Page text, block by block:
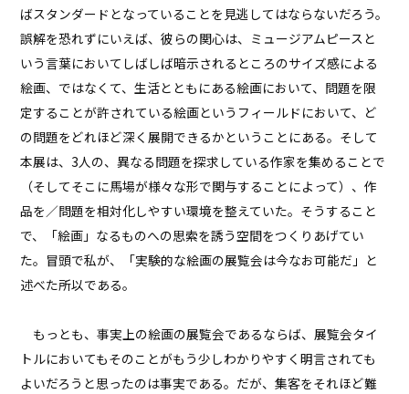
ばスタンダードとなっていることを見逃してはならないだろう。
誤解を恐れずにいえば、彼らの関心は、ミュージアムピースと
いう言葉においてしばしば暗示されるところのサイズ感による
絵画、ではなくて、生活とともにある絵画において、問題を限
定することが許されている絵画というフィールドにおいて、ど
の問題をどれほど深く展開できるかということにある。そして
本展は、3人の、異なる問題を探求している作家を集めることで
（そしてそこに馬場が様々な形で関与することによって）、作
品を／問題を相対化しやすい環境を整えていた。そうすること
で、「絵画」なるものへの思索を誘う空間をつくりあげてい
た。冒頭で私が、「実験的な絵画の展覧会は今なお可能だ」と
述べた所以である。
もっとも、事実上の絵画の展覧会であるならば、展覧会タイ
トルにおいてもそのことがもう少しわかりやすく明言されても
よいだろうと思ったのは事実である。だが、集客をそれほど難